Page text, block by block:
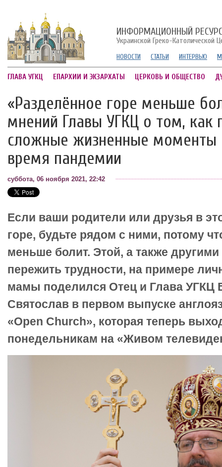
ИНФОРМАЦИОННЫЙ
Украинской Греко-Католической
НОВОСТИ СТАТЬИ ИНТЕРВЬЮ
ГЛАВА УГКЦ ЕПАРХИИ И ЭКЗАРХАТЫ ЦЕРКОВЬ И ОБЩЕСТВО
«Разделённое горе меньше
мнений Главы УГКЦ о том, как
сложные жизненные моменты
время пандемии
суббота, 06 ноября 2021, 22:42
Если ваши родители или друзья в
горе, будьте рядом с ними, потому
меньше болит. Этой, а также
пережить трудности, на примере
мамы поделился Отец и Глава УГКЦ
Святослав в первом выпуске
«Open Church», которая теперь
понедельникам на «Живом